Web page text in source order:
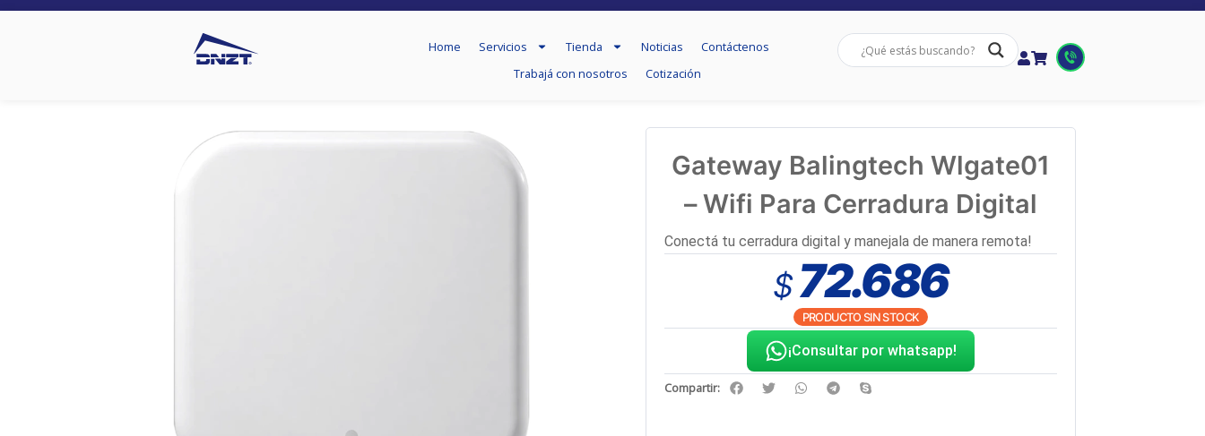
Home Servicios Tienda Noticias
Contáctenos
Trabajá con nosotros
Cotización
Gateway Balingtech Wlgate01
– Wifi Para Cerradura Digital
Conectá tu cerradura digital y manejala de manera remota!
$72.686
PRODUCTO SIN STOCK
¡Consultar por whatsapp!
Compartir: